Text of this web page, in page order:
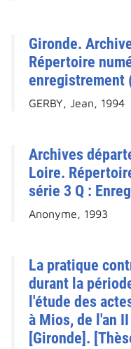
Gironde.
Répertoire
enregistrement
GERBY, Jean, 1994
Archives
Loire.
série 3 Q :
Anonyme, 1993
La pratique
durant la
l'étude des
à Mios, de l'an
[Gironde].